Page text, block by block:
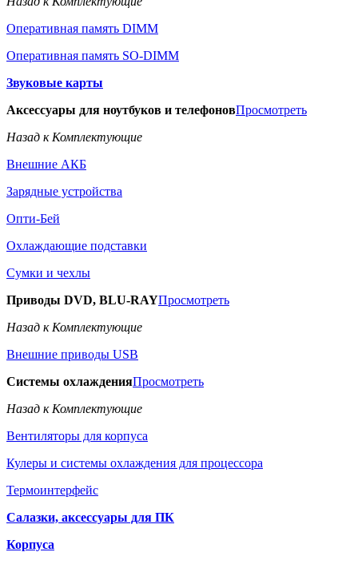
Оперативная память DIMM
Оперативная память SO-DIMM
Звуковые карты
Аксессуары для ноутбуков и телефоновПросмотреть
Назад к Комплектующие
Внешние АКБ
Зарядные устройства
Опти-Бей
Охлаждающие подставки
Сумки и чехлы
Приводы DVD, BLU-RAYПросмотреть
Назад к Комплектующие
Внешние приводы USB
Системы охлажденияПросмотреть
Назад к Комплектующие
Вентиляторы для корпуса
Кулеры и системы охлаждения для процессора
Термоинтерфейс
Салазки, аксессуары для ПК
Корпуса